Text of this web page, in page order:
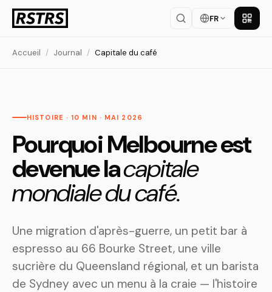
FR
Accueil / Journal / Capitale du café
HISTOIRE · 10 MIN · MAI 2026
Pourquoi Melbourne est
devenue lacapitale
mondiale du café.
Une migration d'après-guerre, un petit bar à
espresso au 66 Bourke Street, une ville
sucrière du Queensland régional, et un barista
de Sydney avec un menu à la craie — l'histoire